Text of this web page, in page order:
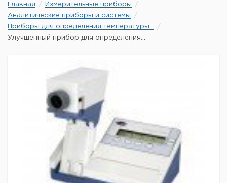
Главная
Измерительные приборы
Аналитические приборы и системы
Приборы для определения температуры...
Улучшенный прибор для определения...